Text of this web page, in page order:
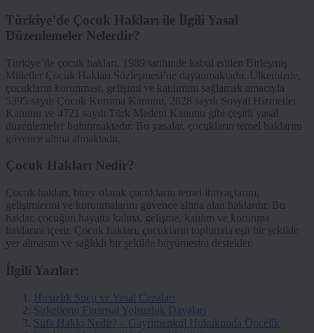
Türkiye’de Çocuk Hakları ile İlgili Yasal
Düzenlemeler Nelerdir?
Türkiye’de çocuk hakları, 1989 tarihinde kabul edilen Birleşmiş
Milletler Çocuk Hakları Sözleşmesi’ne dayanmaktadır. Ülkemizde,
çocukların korunması, gelişimi ve katılımını sağlamak amacıyla
5395 sayılı Çocuk Koruma Kanunu, 2828 sayılı Sosyal Hizmetler
Kanunu ve 4721 sayılı Türk Medeni Kanunu gibi çeşitli yasal
düzenlemeler bulunmaktadır. Bu yasalar, çocukların temel haklarını
güvence altına almaktadır.
Çocuk Hakları Nedir?
Çocuk hakları, birey olarak çocukların temel ihtiyaçlarını,
gelişimlerini ve korunmalarını güvence altına alan haklardır. Bu
haklar, çocuğun hayatta kalma, gelişme, katılım ve korunma
haklarını içerir. Çocuk hakları, çocukların toplumda eşit bir şekilde
yer almasını ve sağlıklı bir şekilde büyümesini destekler.
İlgili Yazılar:
Hırsızlık Suçu ve Yasal Cezaları
Şirketlerin Finansal Yolsuzluk Davaları
Şufa Hakkı Nedir? – Gayrimenkul Hukukunda Öncelik